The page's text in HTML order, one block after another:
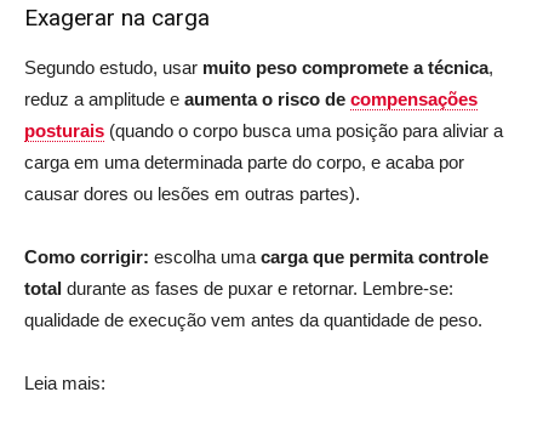
Exagerar na carga
Segundo estudo, usar muito peso compromete a técnica,
reduz a amplitude e aumenta o risco de compensações
posturais (quando o corpo busca uma posição para aliviar a
carga em uma determinada parte do corpo, e acaba por
causar dores ou lesões em outras partes).
Como corrigir: escolha uma carga que permita controle
total durante as fases de puxar e retornar. Lembre-se:
qualidade de execução vem antes da quantidade de peso.
Leia mais: